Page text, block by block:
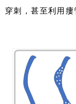
穿刺，甚至利用瘻